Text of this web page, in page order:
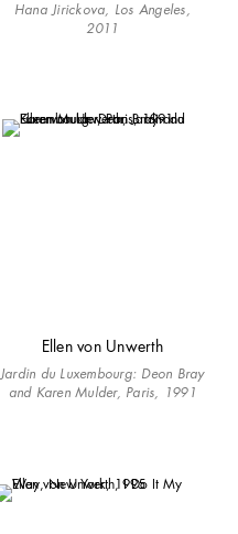
Hana Jirickova, Los Angeles,
2011
Ellen von Unwerth
Jardin du Luxembourg: Deon Bray
and Karen Mulder, Paris, 1991